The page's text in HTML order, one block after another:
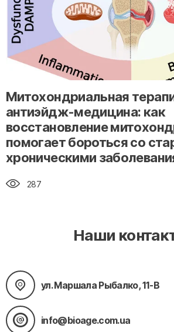
" alt="loading" class="img-responsive"/>
Митохондриальная
антиэйдж-медицина: как
восстановление
помогает бороться со
хроническими
287
Наши
ул. Маршала Рыбалко, 11-В
info@bioage.com.ua